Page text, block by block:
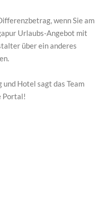
wenn Sie am
Urlaubs-Angebot mit
über ein anderes
Hotel sagt das Team
Portal!